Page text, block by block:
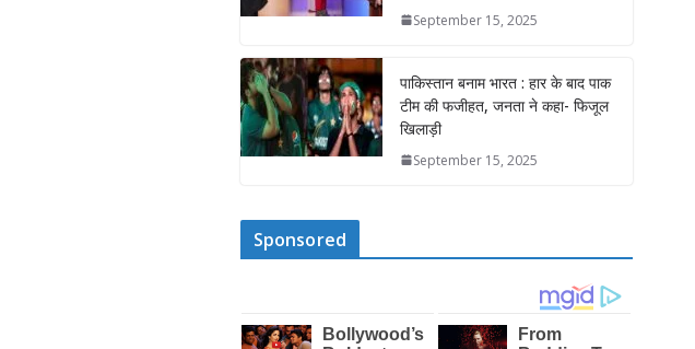
September 15, 2025
पाकिस्तान बनाम भारत : हार के बाद पाक
टीम की फजीहत, जनता ने कहा- फिजूल
खिलाड़ी
September 15, 2025
Sponsored